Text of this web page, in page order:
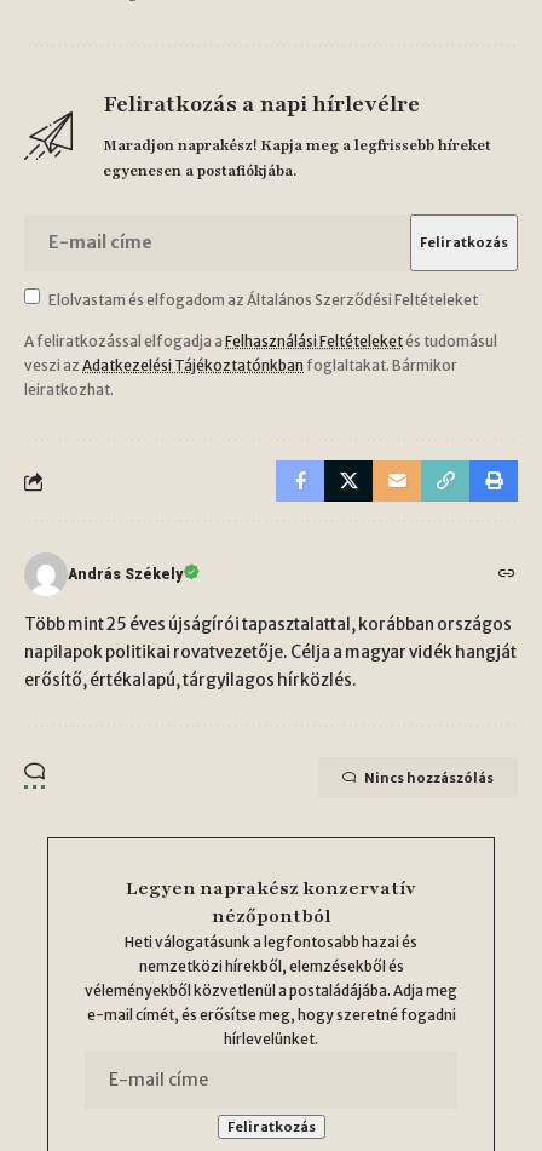
Feliratkozás a napi hírlevélre
Maradjon naprakész! Kapja meg a legfrissebb híreket
egyenesen a postafiókjába.
Elolvastam és elfogadom az Általános Szerződési Feltételeket
A feliratkozással elfogadja a Felhasználási Feltételeketés tudomásul
veszi az Adatkezelési Tájékoztatónkban foglaltakat. Bármikor
leiratkozhat.
András Székely
Több mint 25 éves újságírói tapasztalattal, korábban országos
napilapok politikai rovatvezetője. Célja a magyar vidék hangját
erősítő, értékalapú, tárgyilagos hírközlés.
Nincs hozzászólás
Legyen naprakész konzervatív
nézőpontból
Heti válogatásunk a legfontosabb hazai és
nemzetközi hírekből, elemzésekből és
véleményekből közvetlenül a postaládájába. Adja meg
e-mail címét, és erősítse meg, hogy szeretné fogadni
hírlevelünket.